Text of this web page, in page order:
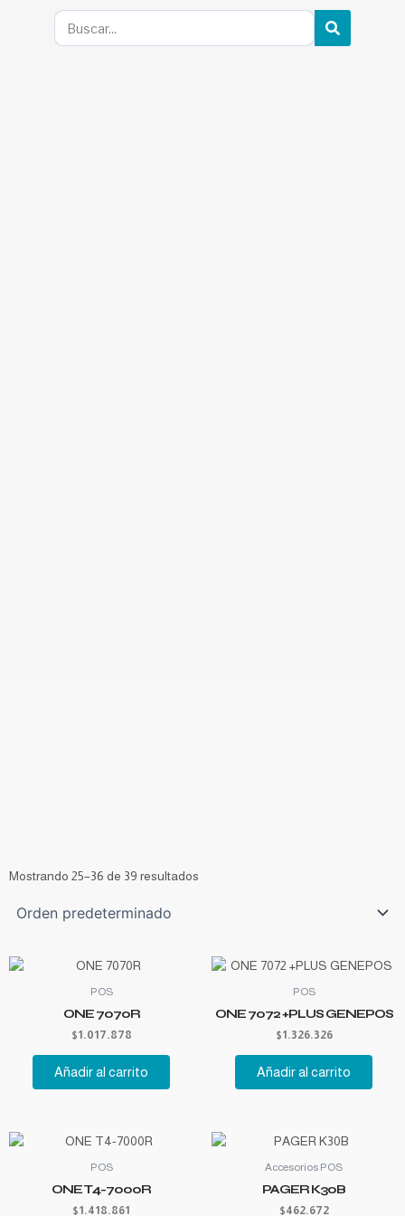
Mostrando 25–36 de 39 resultados
POS
ONE 7070R
$1.017.878
Añadir al carrito
POS
ONE 7072 +PLUS GENEPOS
$1.326.326
Añadir al carrito
POS
ONE T4-7000R
$1.418.861
Accesorios POS
PAGER K30B
$462.672